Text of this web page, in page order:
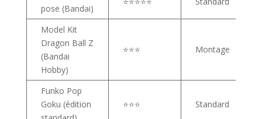
pose (Bandai)
Model Kit
Dragon Ball Z
(Bandai
Hobby)
⭐⭐⭐ Montage
Funko Pop
Goku (édition
⭐⭐⭐ Standard